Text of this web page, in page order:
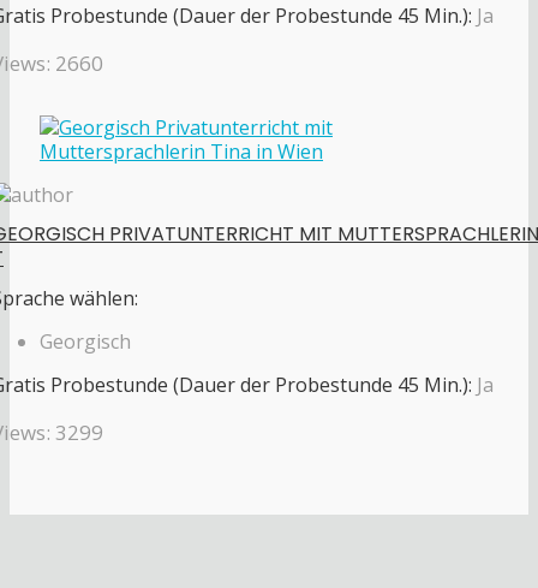
Probestunde (Dauer der Probestunde 45 Min.): Ja
2660
PRIVATUNTERRICHT MIT MUTTERSPRACHLERIN
wählen:
Georgisch
Probestunde (Dauer der Probestunde 45 Min.): Ja
3299